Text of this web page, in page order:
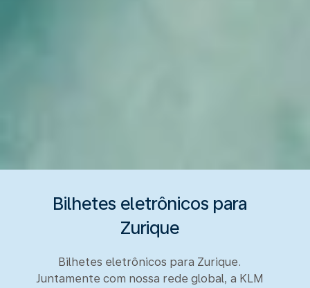
Bilhetes eletrônicos para
Zurique
Bilhetes eletrônicos para Zurique.
Juntamente com nossa rede global, a KLM